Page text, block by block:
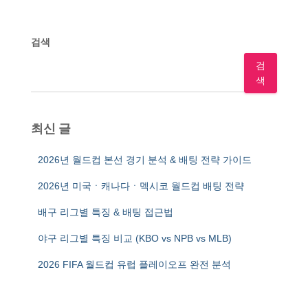
검색
검
색
최신 글
2026년 월드컵 본선 경기 분석 & 배팅 전략 가이드
2026년 미국ㆍ캐나다ㆍ멕시코 월드컵 배팅 전략
배구 리그별 특징 & 배팅 접근법
야구 리그별 특징 비교 (KBO vs NPB vs MLB)
2026 FIFA 월드컵 유럽 플레이오프 완전 분석